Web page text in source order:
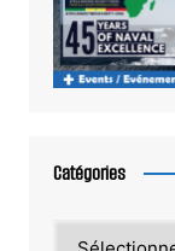
Catégories